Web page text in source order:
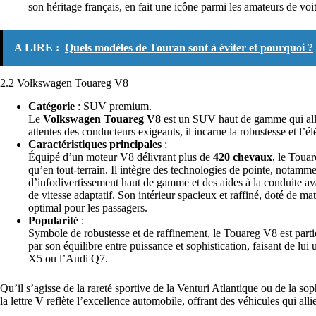
son héritage français, en fait une icône parmi les amateurs de
A LIRE : Quels modèles de Touran sont à éviter et pourquoi ?
2.2 Volkswagen Touareg V8
Catégorie : SUV premium.
Le Volkswagen Touareg V8 est un SUV haut de gamme qui
attentes des conducteurs exigeants, il incarne la robustesse et
Caractéristiques principales :
Équipé d’un moteur V8 délivrant plus de 420 chevaux, le
qu’en tout-terrain. Il intègre des technologies de pointe,
d’infodivertissement haut de gamme et des aides à la conduite
de vitesse adaptatif. Son intérieur spacieux et raffiné, doté de
optimal pour les passagers.
Popularité :
Symbole de robustesse et de raffinement, le Touareg V8 est
par son équilibre entre puissance et sophistication, faisant de
X5 ou l’Audi Q7.
Qu’il s’agisse de la rareté sportive de la Venturi Atlantique ou de la
la lettre V reflète l’excellence automobile, offrant des véhicules qui